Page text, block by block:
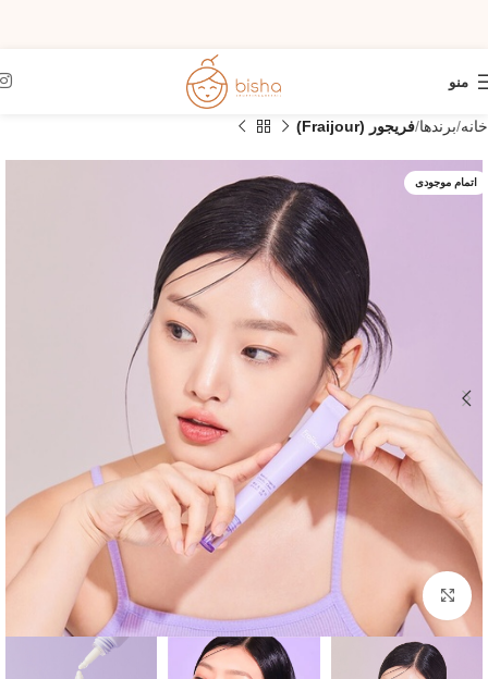
منو
خانه برندها فریجور (Fraijour)
اتمام موجودی
بزرگنمایی تصویر